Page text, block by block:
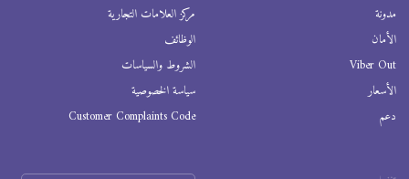
مدونة
الأمان
Viber Out
الأسعار
دعم
مركز العلامات التجارية
الوظائف
الشروط والسياسات
سياسة الخصوصية
Customer Complaints Code